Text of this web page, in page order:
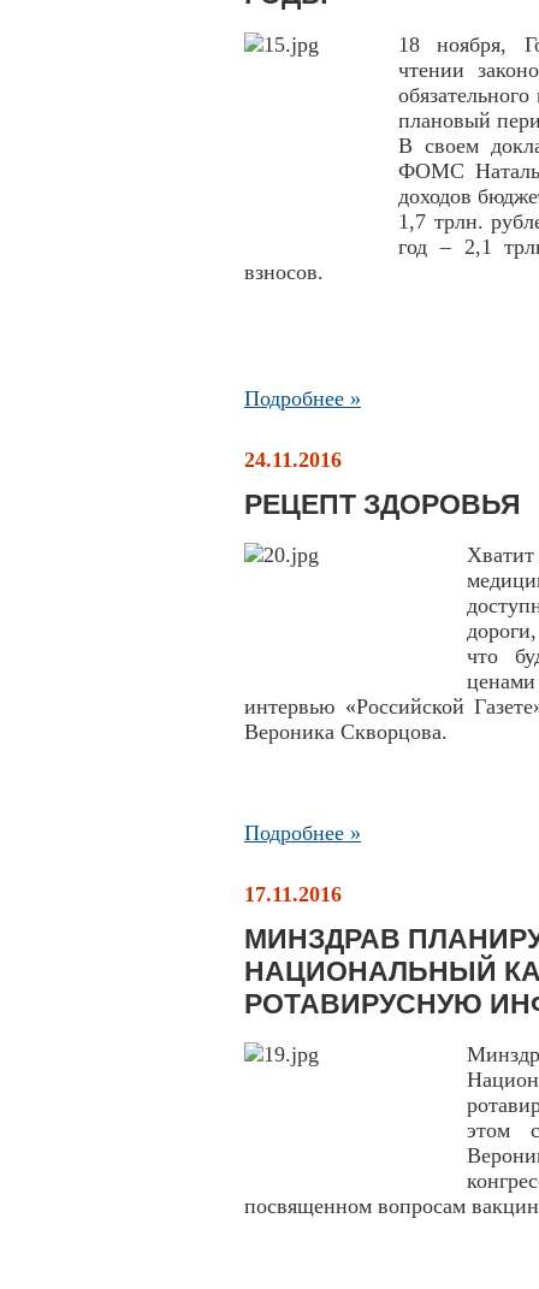
18 ноября,
чтении
плановый
В своем
ФОМС
доходов
1,7 трлн.
год – 2,1
взносов.
Подробнее »
24.11.2016
РЕЦЕПТ ЗДОРОВЬЯ
что
ценами
интервью «Российской
Вероника Скворцова.
Подробнее »
17.11.2016
МИНЗДРАВ
НАЦИОНАЛЬНЫЙ
РОТАВИРУСНУЮ
этом
посвященном вопросам